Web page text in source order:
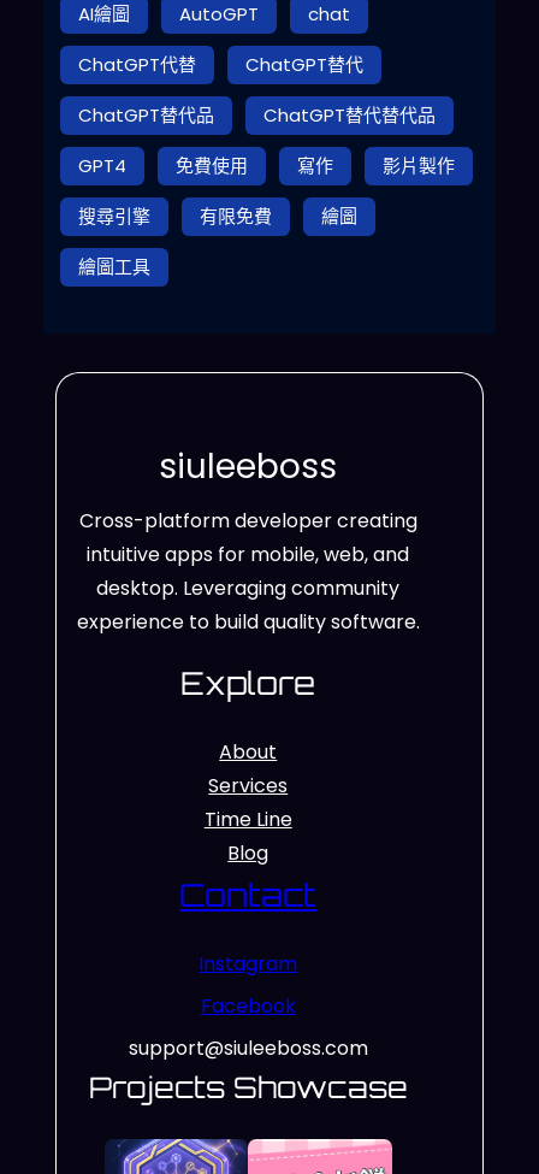
AI繪圖 AutoGPT
chat
ChatGPT代替
ChatGPT替代
ChatGPT替代品
ChatGPT替代替代品
GPT4
免費使用 寫作
影片製作
搜尋引擎
有限免費
繪圖
繪圖工具
siuleeboss
Cross-platform developer creating
intuitive apps for mobile, web, and
desktop. Leveraging community
experience to build quality software.
Explore
About
Services
Time Line
Blog
Contact
Instagram
Facebook
support@siuleeboss.com
Projects Showcase